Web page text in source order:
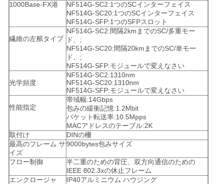
ポ
シ
ー
1000Base-FX港
NF514G-SC2:1つのSCインターフェイス
NF514G-SC20:1つのSCインターフェイス
NF514G-SFP:1つのSFPスロット
繊維の左舷タイプ
NF514G-SC2:間隔2kmまでのSC/多重モー
ド、;
NF514G-SC20:間隔20kmまでのSC/単モー
ド、;
NF514G-SFP:モジュールで変えなさい
光学頻度
NF514G-SC2:1310nm
NF514G-SC20:1310nm
NF514G-SFP:モジュールで変えなさい
性能指定
帯域幅:14Gbps
包みの緩衝記憶:1.2Mbit
パケット転送率:10.5Mpps
MACアドレスのテーブル:2K
取付け
DINの柵
最高のフレーム サ
イズ
9000bytes包みサイズ
フロー制御
半二重のための背圧、双方向通信のための
IEEE 802.3xの休止フレーム
エンクロージャ
IP40アルミニウム ハウジング